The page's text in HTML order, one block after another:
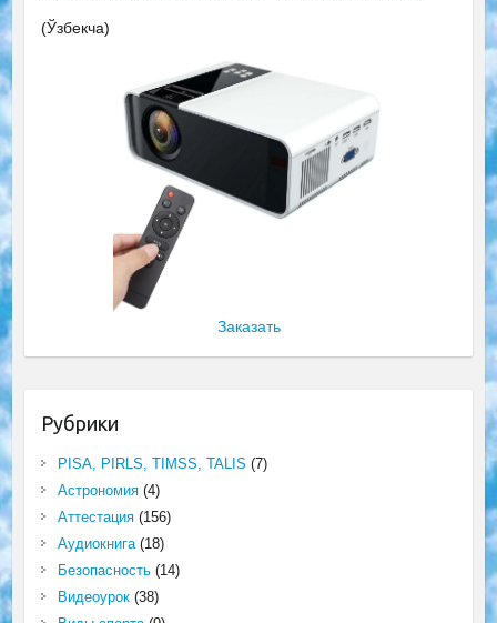
(Ўзбекча)
Заказать
Рубрики
PISA, PIRLS, TIMSS, TALIS (7)
Астрономия(4)
Аттестация(156)
Аудиокнига(18)
Безопасность(14)
Видеоурок(38)